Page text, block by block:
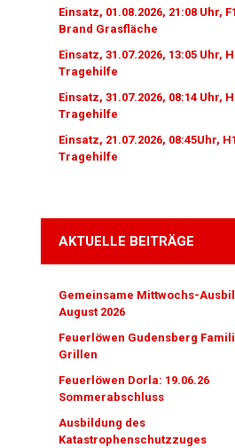
Einsatz, 01.08.2026, 21:08 Uhr, F1
Brand Grasfläche
Einsatz, 31.07.2026, 13:05 Uhr,
Tragehilfe
Einsatz, 31.07.2026, 08:14 Uhr,
Tragehilfe
Einsatz, 21.07.2026, 08:45Uhr,
Tragehilfe
AKTUELLE BEITRÄGE
Gemeinsame Mittwochs-
August 2026
Feuerlöwen Gudensberg
Grillen
Feuerlöwen Dorla: 19.06.26
Sommerabschluss
Ausbildung des
Katastrophenschutzzuges